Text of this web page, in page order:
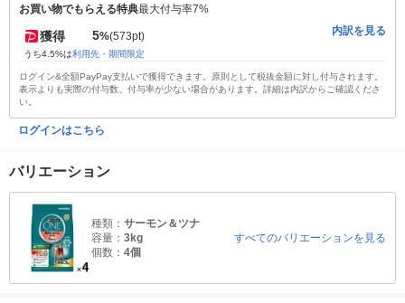
お買い物でもらえる特典最大付与率7%
獲得 5%(573pt)
うち4.5%は利用先・期間限定
内訳を見る
ログイン&全額PayPay支払いで獲得できます。原則として税抜金額に対し付与されます。
表示よりも実際の付与数、付与率が少ない場合があります。詳細は内訳からご確認くださ
い。
ログインはこちら
バリエーション
種類： サーモン＆ツナ
容量： 3kg
個数： 4個
すべてのバリエーションを見る